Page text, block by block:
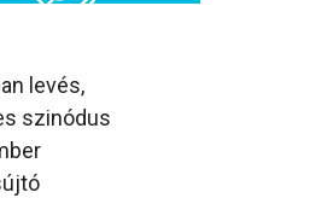
levés,
szinódus